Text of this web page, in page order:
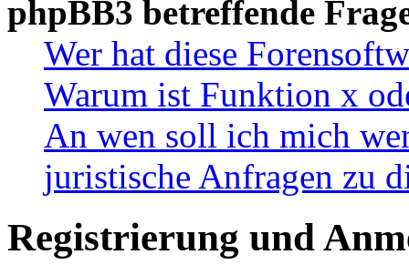
phpBB3 betreffende
Wer hat diese
Warum ist Funktion x
An wen soll ich mich
juristische Anfragen zu
Registrierung und